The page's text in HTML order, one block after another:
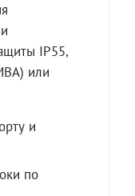
IP55,
или
и
по